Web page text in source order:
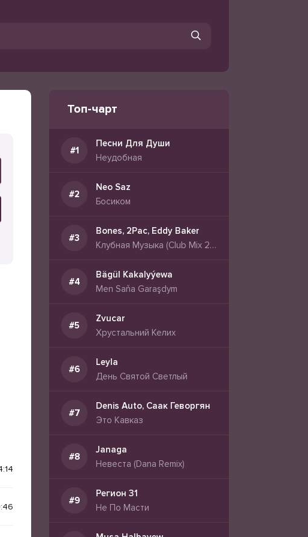
Топ-чарт
Песни Для Души
Неудобная
Neo Saz
Босиком
Bones, 2Pac, Eddy Baker
Клубная Музыка (Club Mix 2026)
Bägül Kakalyýewa
Men Saňa Garaşdym
Zvucar
Хрустальний Келих
Leyla
День Святой Светлый
Denis Auto, Саак Геворгян
Это Кавказ
Janaga
Невеста (Dana Remix)
Регион 31
Не По Масти